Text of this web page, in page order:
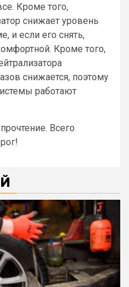
Кроме того,
снижает уровень
и если его снять,
Кроме того,
снижается, поэтому
работают
Всего